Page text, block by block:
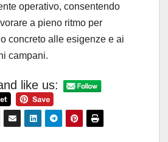
operativo, consentendo
a pieno ritmo per
concreto alle esigenze e ai
campani.
like us: